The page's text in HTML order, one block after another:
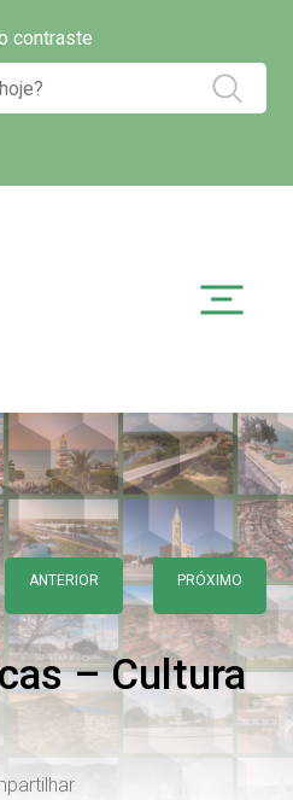
contraste
ANTERIOR PRÓXIMO
– Cultura